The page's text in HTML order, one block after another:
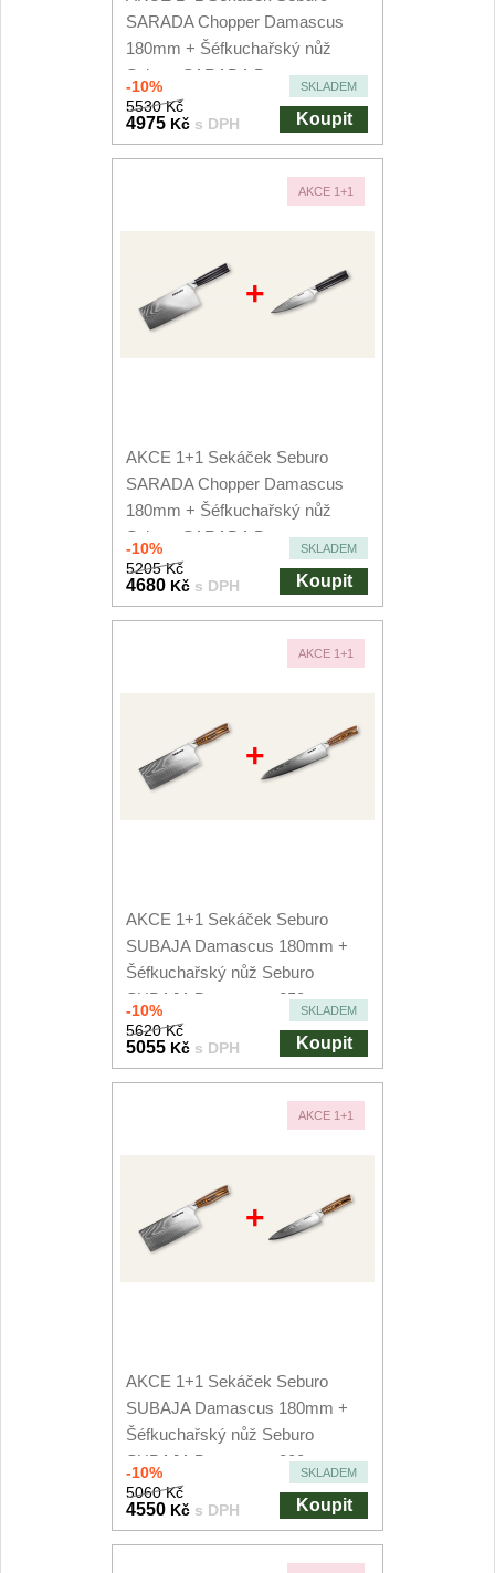
Nože Seburo SARADA 93
Nože Seburo SUBAJA
Nože Seburo HOKORI
Nože Samura
Nože Samura MO-V 4
Nože Samura Bamboo
Ostřiče nožů V-Sharp
SARADA Chopper Damascus
180mm + Šéfkuchařský nůž
Seburo SARADA Damascus...
-10% SKLADEM
5530 Kč
4975 Kč s DPH Koupit
AKCE 1+1
+
AKCE 1+1 Sekáček Seburo
SARADA Chopper Damascus
180mm + Šéfkuchařský nůž
Seburo SARADA Damascus...
-10% SKLADEM
5205 Kč
4680 Kč s DPH Koupit
AKCE 1+1
+
AKCE 1+1 Sekáček Seburo
SUBAJA Damascus 180mm +
Šéfkuchařský nůž Seburo
SUBAJA Damascus 250mm
-10% SKLADEM
5620 Kč
5055 Kč s DPH Koupit
AKCE 1+1
+
AKCE 1+1 Sekáček Seburo
SUBAJA Damascus 180mm +
Šéfkuchařský nůž Seburo
SUBAJA Damascus 200mm
-10% SKLADEM
5060 Kč
4550 Kč s DPH Koupit